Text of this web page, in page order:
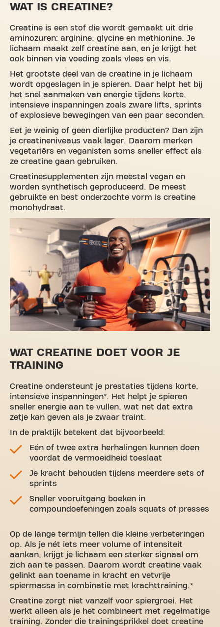
WAT IS CREATINE?
Creatine is een stof die wordt gemaakt uit drie
aminozuren: arginine, glycine en methionine. Je
lichaam maakt zelf creatine aan, en je krijgt het
ook binnen via voeding zoals vlees en vis.
Het grootste deel van de creatine in je lichaam
wordt opgeslagen in je spieren. Daar helpt het bij
het snel aanmaken van energie tijdens korte,
intensieve inspanningen zoals zware lifts, sprints
of explosieve bewegingen van een paar seconden.
Eet je weinig of geen dierlijke producten? Dan zijn
je creatineniveaus vaak lager. Daarom merken
vegetariërs en veganisten soms sneller effect als
ze creatine gaan gebruiken.
Creatinesupplementen zijn meestal vegan en
worden synthetisch geproduceerd. De meest
gebruikte en best onderzochte vorm is creatine
monohydraat.
WAT CREATINE DOET VOOR JE
TRAINING
Creatine ondersteunt je prestaties tijdens korte,
intensieve inspanningen*. Het helpt je spieren
sneller energie aan te vullen, wat net dat extra
zetje kan geven als je zwaar traint.
In de praktijk betekent dat bijvoorbeeld:
Eén of twee extra herhalingen kunnen doen
voordat de vermoeidheid toeslaat
Je kracht behouden tijdens meerdere sets of
sprints
Sneller vooruitgang boeken in
compoundoefeningen zoals squats of presses
Op de lange termijn tellen die kleine verbeteringen
op. Als je nét iets meer volume of intensiteit
aankan, krijgt je lichaam een sterker signaal om
zich aan te passen. Daarom wordt creatine vaak
gelinkt aan toename in kracht en vetvrije
spiermassa in combinatie met krachttraining.*
Creatine zorgt niet vanzelf voor spiergroei. Het
werkt alleen als je het combineert met regelmatige
training. Zonder die trainingsprikkel doet creatine